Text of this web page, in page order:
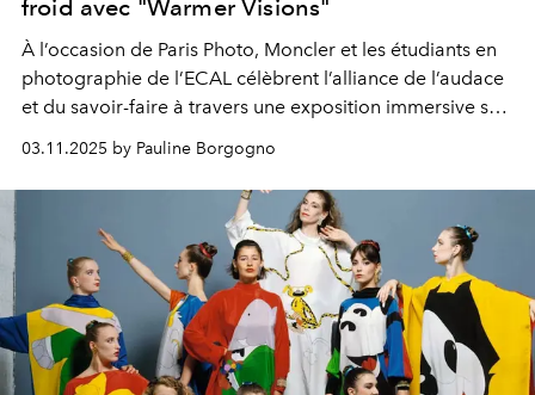
froid avec "Warmer Visions"
À l’occasion de Paris Photo, Moncler et les étudiants en
photographie de l’ECAL célèbrent l’alliance de l’audace
et du savoir-faire à travers une exposition immersive sur
les Champs-Élysées.
03.11.2025 by Pauline Borgogno